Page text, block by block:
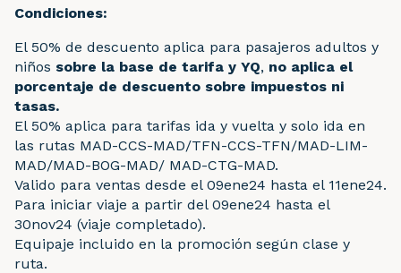
Condiciones:
El 50% de descuento aplica para pasajeros adultos y
niños sobre la base de tarifa y YQ, no aplica el
porcentaje de descuento sobre impuestos ni
tasas.
El 50% aplica para tarifas ida y vuelta y solo ida en
las rutas MAD-CCS-MAD/TFN-CCS-TFN/MAD-LIM-
MAD/MAD-BOG-MAD/ MAD-CTG-MAD.
Valido para ventas desde el 09ene24 hasta el 11ene24.
Para iniciar viaje a partir del 09ene24 hasta el
30nov24 (viaje completado).
Equipaje incluido en la promoción según clase y
ruta.